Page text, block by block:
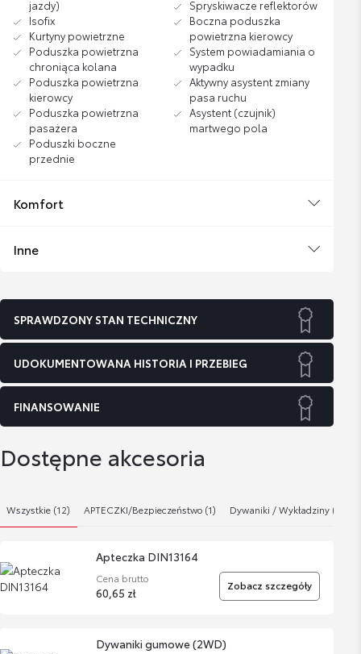
jazdy)
Isofix
Kurtyny powietrzne
Poduszka powietrzna
chroniąca kolana
Poduszka powietrzna
kierowcy
Poduszka powietrzna
pasażera
Poduszki boczne
przednie
Spryskiwacze reflektorów
Boczna poduszka
powietrzna kierowcy
System powiadamiania o
wypadku
Aktywny asystent zmiany
pasa ruchu
Asystent (czujnik)
martwego pola
Komfort
Inne
SPRAWDZONY STAN TECHNICZNY
UDOKUMENTOWANA HISTORIA I PRZEBIEG
FINANSOWANIE
Dostępne akcesoria
Wszystkie (12) APTECZKI/Bezpieczeństwo (1) Dywaniki / Wykładziny (6)
Apteczka DIN13164
Cena brutto
60,65 zł Zobacz szczegóły
Dywaniki gumowe (2WD)